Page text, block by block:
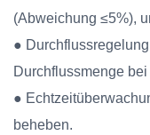
(Abweichung ≤5%),
●
Durchflussmenge
●
beheben.